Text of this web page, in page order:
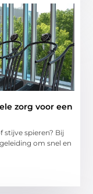
zorg voor een
stijve spieren? Bij
om snel en